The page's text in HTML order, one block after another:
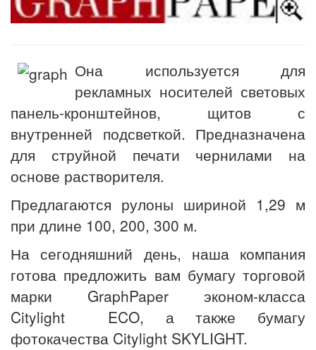
Она используется для
рекламных носителей световых
панель-кронштейнов, щитов с
внутренней подсветкой. Предназначена
для струйной печати чернилами на
основе растворителя.
Предлагаются рулоны шириной 1,29 м
при длине 100, 200, 300 м.
На сегодняшний день, наша компания
готова предложить вам бумагу торговой
марки GraphPaper эконом-класса
Citylight ECO, а также бумагу
фотокачества Citylight SKYLIGHT.